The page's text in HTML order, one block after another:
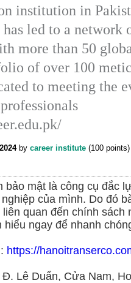
institution in
led to a network
more than 50
of over 100
to meeting the
by career institute (100 points)
bảo mật là công cụ đắc
của mình. Do đó
liên quan đến chính
hiểu ngay để nhanh
https://
Lê Duẩn, Cửa Nam,